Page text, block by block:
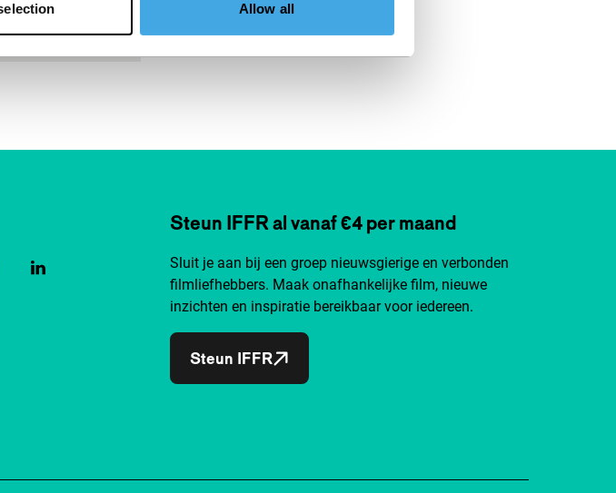
Allow all
Steun IFFR al vanaf €4 per maand
Sluit je aan bij een groep nieuwsgierige en verbonden
filmliefhebbers. Maak onafhankelijke film, nieuwe
inzichten en inspiratie bereikbaar voor iedereen.
Steun IFFR